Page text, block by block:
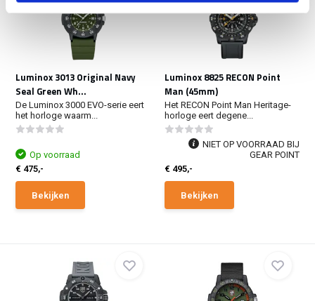
Luminox 3013 Original Navy
Seal Green Wh...
De Luminox 3000 EVO-serie eert
het horloge waarm...
Op voorraad
€ 475,-
Bekijken
Luminox 8825 RECON Point
Man (45mm)
Het RECON Point Man Heritage-
horloge eert degene...
NIET OP VOORRAAD BIJ
GEAR POINT
€ 495,-
Bekijken